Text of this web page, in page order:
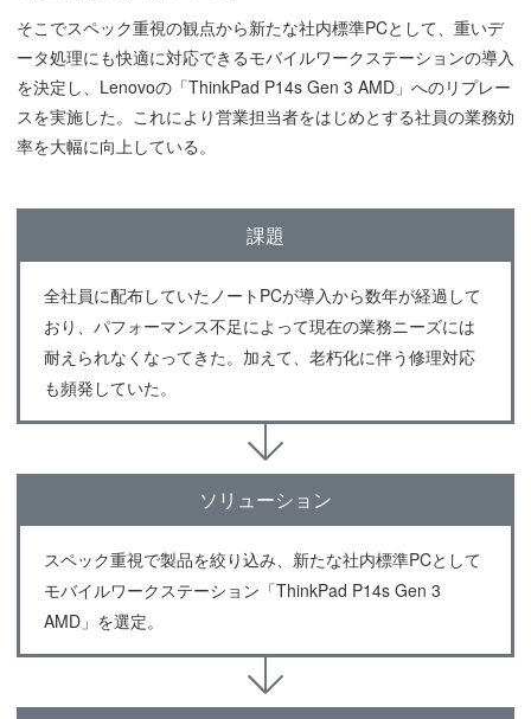
そこでスペック重視の観点から新たな社内標準PCとして、重いデ
ータ処理にも快適に対応できるモバイルワークステーションの導入
を決定し、Lenovoの「ThinkPad P14s Gen 3 AMD」へのリプレー
スを実施した。これにより営業担当者をはじめとする社員の業務効
率を大幅に向上している。
課題
全社員に配布していたノートPCが導入から数年が経過して
おり、パフォーマンス不足によって現在の業務ニーズには
耐えられなくなってきた。加えて、老朽化に伴う修理対応
も頻発していた。
ソリューション
スペック重視で製品を絞り込み、新たな社内標準PCとして
モバイルワークステーション「ThinkPad P14s Gen 3
AMD」を選定。